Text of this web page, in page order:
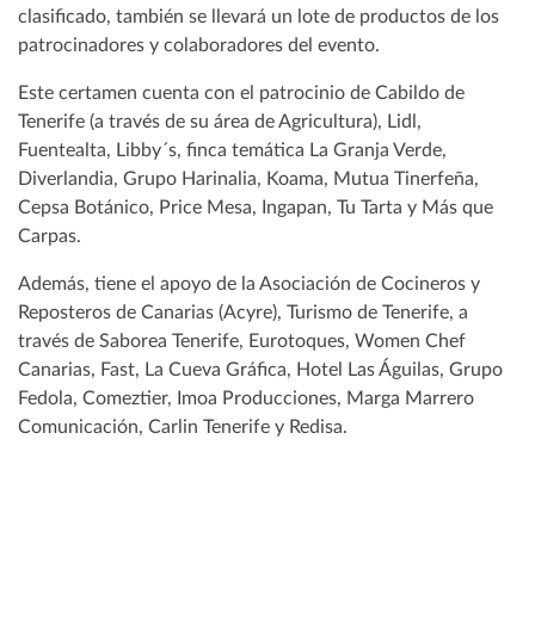
clasificado, también se llevará un lote de productos de los
patrocinadores y colaboradores del evento.
Este certamen cuenta con el patrocinio de Cabildo de
Tenerife (a través de su área de Agricultura), Lidl,
Fuentealta, Libby´s, finca temática La Granja Verde,
Diverlandia, Grupo Harinalia, Koama, Mutua Tinerfeña,
Cepsa Botánico, Price Mesa, Ingapan, Tu Tarta y Más que
Carpas.
Además, tiene el apoyo de la Asociación de Cocineros y
Reposteros de Canarias (Acyre), Turismo de Tenerife, a
través de Saborea Tenerife, Eurotoques, Women Chef
Canarias, Fast, La Cueva Gráfica, Hotel Las Águilas, Grupo
Fedola, Comeztier, Imoa Producciones, Marga Marrero
Comunicación, Carlin Tenerife y Redisa.